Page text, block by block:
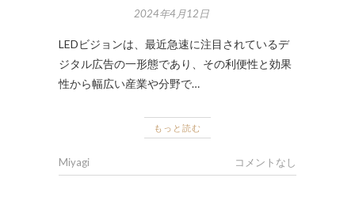
2024年4月12日
LEDビジョンは、最近急速に注目されているデ
ジタル広告の一形態であり、その利便性と効果
性から幅広い産業や分野で…
もっと読む
Miyagi コメントなし